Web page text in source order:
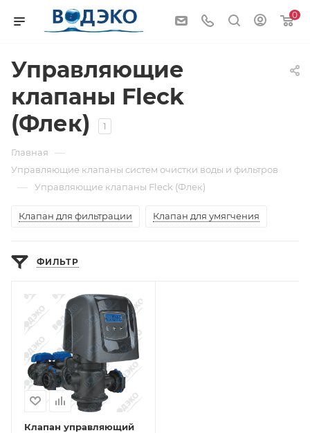
0
Управляющие
клапаны Fleck
(Флек)
1
Главная —
Управляющие клапаны систем очистки воды и фильтров
— Управляющие клапаны Fleck (Флек)
Клапан для фильтрации Клапан для умягчения
ФИЛЬТР
Клапан управляющий